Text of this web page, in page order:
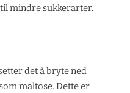
mindre sukkerarter.
det å bryte ned
maltose. Dette er